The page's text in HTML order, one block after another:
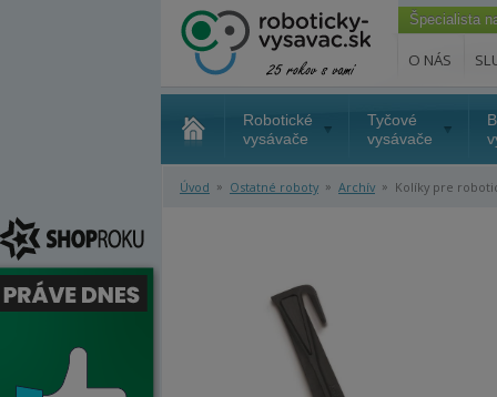
Špecialista
O NÁS
Robotické
vysávače
Tyčové
vysávače
Úvod » Ostatné roboty » Archív » Kolíky pre